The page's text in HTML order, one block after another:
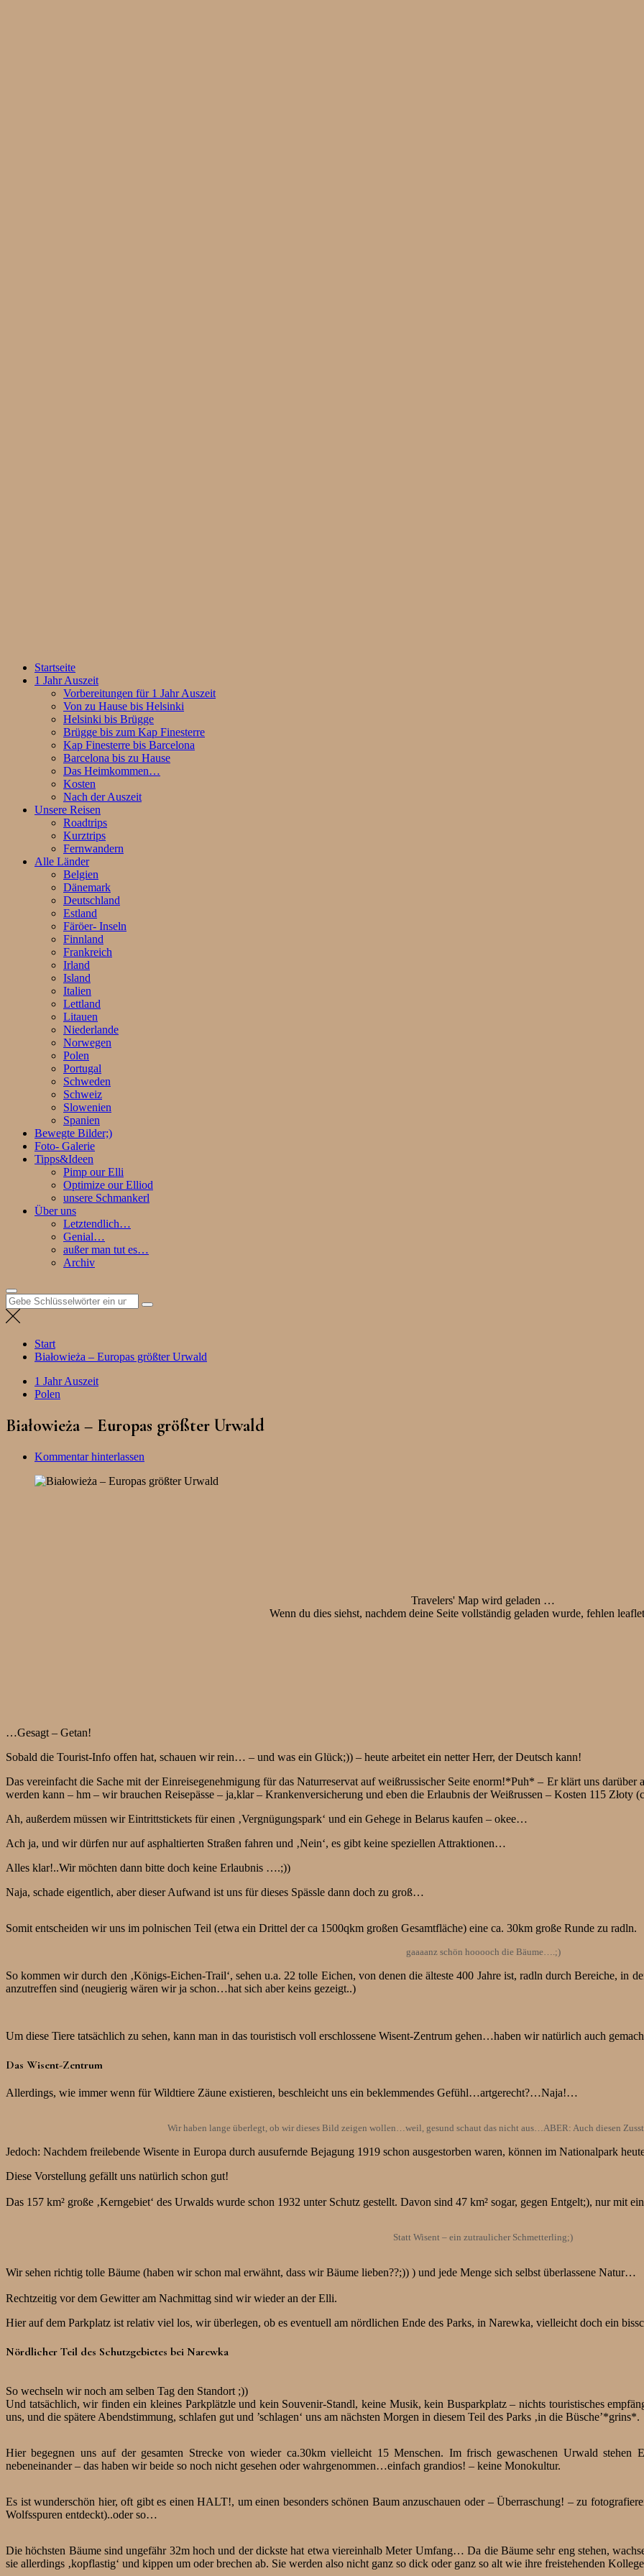
Startseite
1 Jahr Auszeit
Vorbereitungen für 1 Jahr Auszeit
Von zu Hause bis Helsinki
Helsinki bis Brügge
Brügge bis zum Kap Finesterre
Kap Finesterre bis Barcelona
Barcelona bis zu Hause
Das Heimkommen…
Kosten
Nach der Auszeit
Unsere Reisen
Roadtrips
Kurztrips
Fernwandern
Alle Länder
Belgien
Dänemark
Deutschland
Estland
Färöer- Inseln
Finnland
Frankreich
Irland
Island
Italien
Lettland
Litauen
Niederlande
Norwegen
Polen
Portugal
Schweden
Schweiz
Slowenien
Spanien
Bewegte Bilder;)
Foto- Galerie
Tipps&Ideen
Pimp our Elli
Optimize our Elliod
unsere Schmankerl
Über uns
Letztendlich…
Genial…
außer man tut es…
Archiv
Suchen
nach:
Start
Białowieża – Europas größter Urwald
1 Jahr Auszeit
Polen
Białowieża – Europas größter Urwald
Kommentar hinterlassen
Travelers' Map wird geladen …
Wenn du dies siehst, nachdem deine Seite vollständig geladen wurde, fehlen
…Gesagt – Getan!
Sobald die Tourist-Info offen hat, schauen wir rein… – und was ein Glück;)) – heute arbeitet ein netter Herr, der Deutsch kann!
Das vereinfacht die Sache mit der Einreisegenehmigung für das Naturreservat auf weißrussischer Seite enorm!*Puh* – Er klärt uns darüber
werden kann – hm – wir brauchen Reisepässe – ja,klar – Krankenversicherung und eben die Erlaubnis der Weißrussen – Kosten 115
Ah, außerdem müssen wir Eintrittstickets für einen ‚Vergnügungspark‘ und ein Gehege in Belarus kaufen – okee…
Ach ja, und wir dürfen nur auf asphaltierten Straßen fahren und ‚Nein‘, es gibt keine speziellen Attraktionen…
Alles klar!..Wir möchten dann bitte doch keine Erlaubnis ….;))
Naja, schade eigentlich, aber dieser Aufwand ist uns für dieses Spässle dann doch zu groß…
Somit entscheiden wir uns im polnischen Teil (etwa ein Drittel der ca 1500qkm großen Gesamtfläche) eine ca. 30km große Runde zu radln.
gaaaanz schön hooooch die Bäume….;)
So kommen wir durch den ‚Königs-Eichen-Trail‘, sehen u.a. 22 tolle Eichen, von denen die älteste 400 Jahre ist, radln durch Bereiche, in
anzutreffen sind (neugierig wären wir ja schon…hat sich aber keins gezeigt..)
Um diese Tiere tatsächlich zu sehen, kann man in das touristisch voll erschlossene Wisent-Zentrum gehen…haben wir natürlich auch
Das Wisent-Zentrum
Allerdings, wie immer wenn für Wildtiere Zäune existieren, beschleicht uns ein beklemmendes Gefühl…artgerecht?…Naja!…
Wir haben lange überlegt, ob wir dieses Bild zeigen wollen…weil, gesund schaut das nicht aus…ABER: Auch diesen
Jedoch: Nachdem freilebende Wisente in Europa durch ausufernde Bejagung 1919 schon ausgestorben waren, können im Nationalpark
Diese Vorstellung gefällt uns natürlich schon gut!
Das 157 km² große ‚Kerngebiet‘ des Urwalds wurde schon 1932 unter Schutz gestellt. Davon sind 47 km² sogar, gegen Entgelt;), nur mit
Statt Wisent – ein zutraulicher Schmetterling;)
Wir sehen richtig tolle Bäume (haben wir schon mal erwähnt, dass wir Bäume lieben??;)) ) und jede Menge sich selbst überlassene Natur…
Rechtzeitig vor dem Gewitter am Nachmittag sind wir wieder an der Elli.
Hier auf dem Parkplatz ist relativ viel los, wir überlegen, ob es eventuell am nördlichen Ende des Parks, in Narewka, vielleicht doch ein
Nördlicher Teil des Schutzgebietes bei Narewka
So wechseln wir noch am selben Tag den Standort ;))
Und tatsächlich, wir finden ein kleines Parkplätzle und kein Souvenir-Standl, keine Musik, kein Busparkplatz – nichts touristisches
uns, und die spätere Abendstimmung, schlafen gut und ’schlagen‘ uns am nächsten Morgen in diesem Teil des Parks ‚in die Büsche’*grins*.
Hier begegnen uns auf der gesamten Strecke von wieder ca.30km vielleicht 15 Menschen. Im frisch gewaschenen Urwald
nebeneinander – das haben wir beide so noch nicht gesehen oder wahrgenommen…einfach grandios! – keine Monokultur.
Es ist wunderschön hier, oft gibt es einen HALT!, um einen besonders schönen Baum anzuschauen oder – Überraschung! – zu
Wolfsspuren entdeckt)..oder so…
Die höchsten Bäume sind ungefähr 32m hoch und der dickste hat etwa viereinhalb Meter Umfang… Da die Bäume sehr eng stehen,
sie allerdings ‚kopflastig‘ und kippen um oder brechen ab. Sie werden also nicht ganz so dick oder ganz so alt wie ihre freistehenden